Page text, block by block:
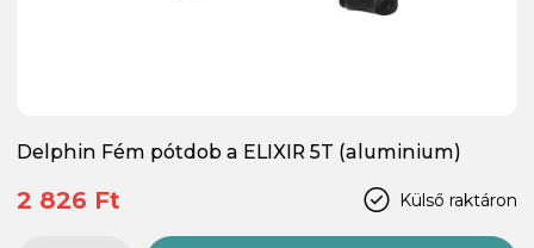
Delphin Fém pótdob a ELIXIR 5T (aluminium)
Külső raktáron
2 826 Ft